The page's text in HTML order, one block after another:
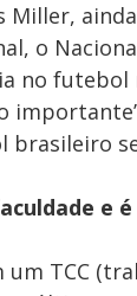
Miller,
o
no futebol
brasileiro
e
TCC